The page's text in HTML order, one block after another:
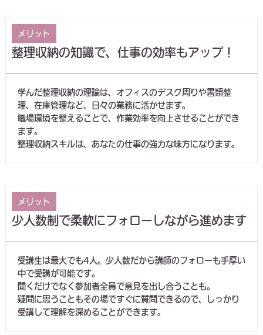
メリット
整理収納の知識で、仕事の効率もアップ！
学んだ整理収納の理論は、オフィスのデスク周りや書類整
理、在庫管理など、日々の業務に活かせます。
職場環境を整えることで、作業効率を向上させることができ
ます。
整理収納スキルは、あなたの仕事の強力な味方になります。
メリット
少人数制で柔軟にフォローしながら進めます
受講生は最大でも4人。少人数だから講師のフォローも手厚い
中で受講が可能です。
聞くだけでなく参加者全員で意見を出し合うことも。
疑問に思うこともその場ですぐに質問できるので、しっかり
受講して理解を深めることができます。